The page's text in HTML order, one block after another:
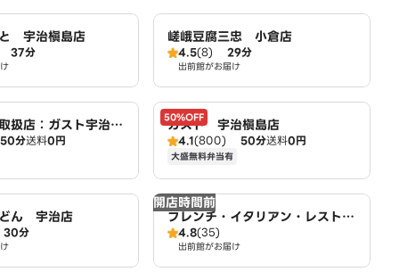
宇治槇島店
37分
嵯峨豆腐三忠 小倉店
4.5(8) 29分
出前館がお届け
扱店：ガスト宇治槇
50分送料0円
50%OFF
ガスト 宇治槇島店
4.1(800) 50分送料0円
大盛無料弁当有
ん 宇治店
30分
開店時間前
フレンチ・イタリアン・レストラ
ン すわん
4.8(35)
出前館がお届け